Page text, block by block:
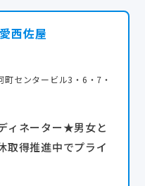
西佐屋
センタービル3・6・7・
ィネーター★男女と
取得推進中でプライ